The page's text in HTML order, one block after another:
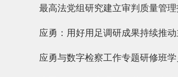
最高法党组研究建立审判质量管
应勇：用好用足调研成果持续推
应勇与数字检察工作专题研修班